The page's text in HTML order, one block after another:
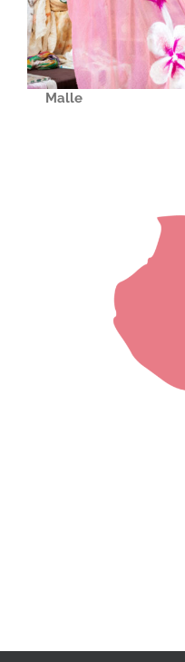
Malle